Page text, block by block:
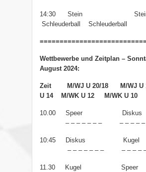
14:30 Stein
Schleuderball Schleuderball
Wettbewerbe und Zeitplan –
August 2024:
Zeit M/WJ U 20/18 M/WJ U
U 14
M/WK U 12 M/WK U 10
10.00 Speer Diskus
– – – – – – –
– – – –
10:45 Diskus Kugel
– – – – – – –
– – – –
11.30 Kugel
Speer